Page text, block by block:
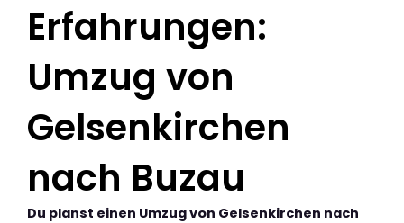
Erfahrungen:
Umzug von
Gelsenkirchen
nach Buzau
Du planst einen Umzug von Gelsenkirchen nach